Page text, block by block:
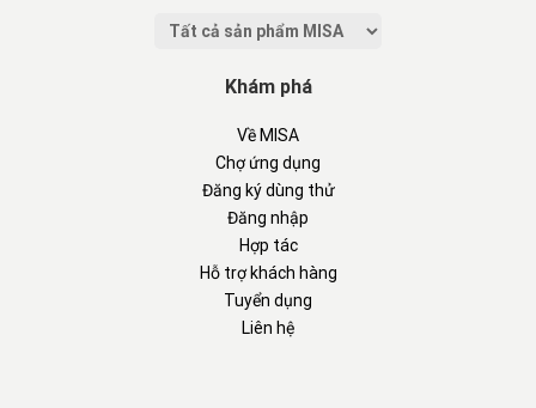
Khám phá
Về MISA
Chợ ứng dụng
Đăng ký dùng thử
Đăng nhập
Hợp tác
Hỗ trợ khách hàng
Tuyển dụng
Liên hệ